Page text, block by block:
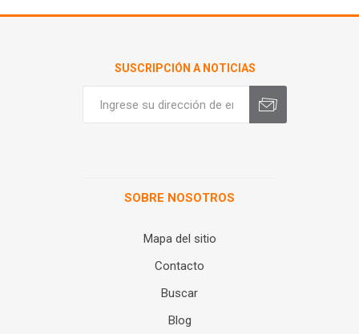
SUSCRIPCIÓN A NOTICIAS
SOBRE NOSOTROS
Mapa del sitio
Contacto
Buscar
Blog